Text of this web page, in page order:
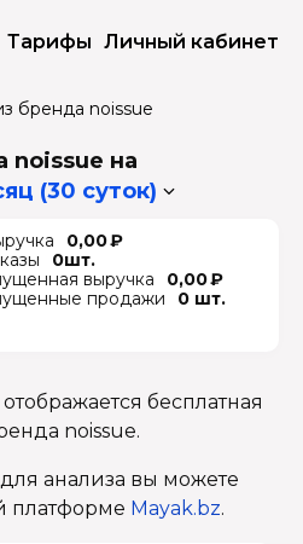
Тарифы Личный кабинет
бренда noissue
noissue на
(30 суток)
0,00 ₽
0шт.
выручка
0,00 ₽
продажи
0 шт.
бесплатная
noissue.
анализа вы можете
платформе Mayak.bz.